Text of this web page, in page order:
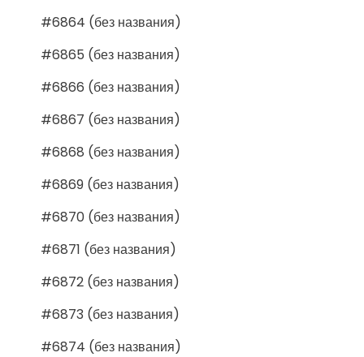
#6864 (без названия)
#6865 (без названия)
#6866 (без названия)
#6867 (без названия)
#6868 (без названия)
#6869 (без названия)
#6870 (без названия)
#6871 (без названия)
#6872 (без названия)
#6873 (без названия)
#6874 (без названия)